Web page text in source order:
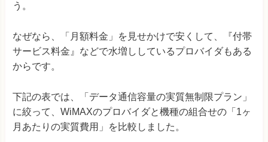
う。
なぜなら、「月額料金」を見せかけで安くして、『付帯
サービス料金』などで水増ししているプロバイダもある
からです。
下記の表では、「データ通信容量の実質無制限プラン」
に絞って、WiMAXのプロバイダと機種の組合せの「1ヶ
月あたりの実質費用」を比較しました。